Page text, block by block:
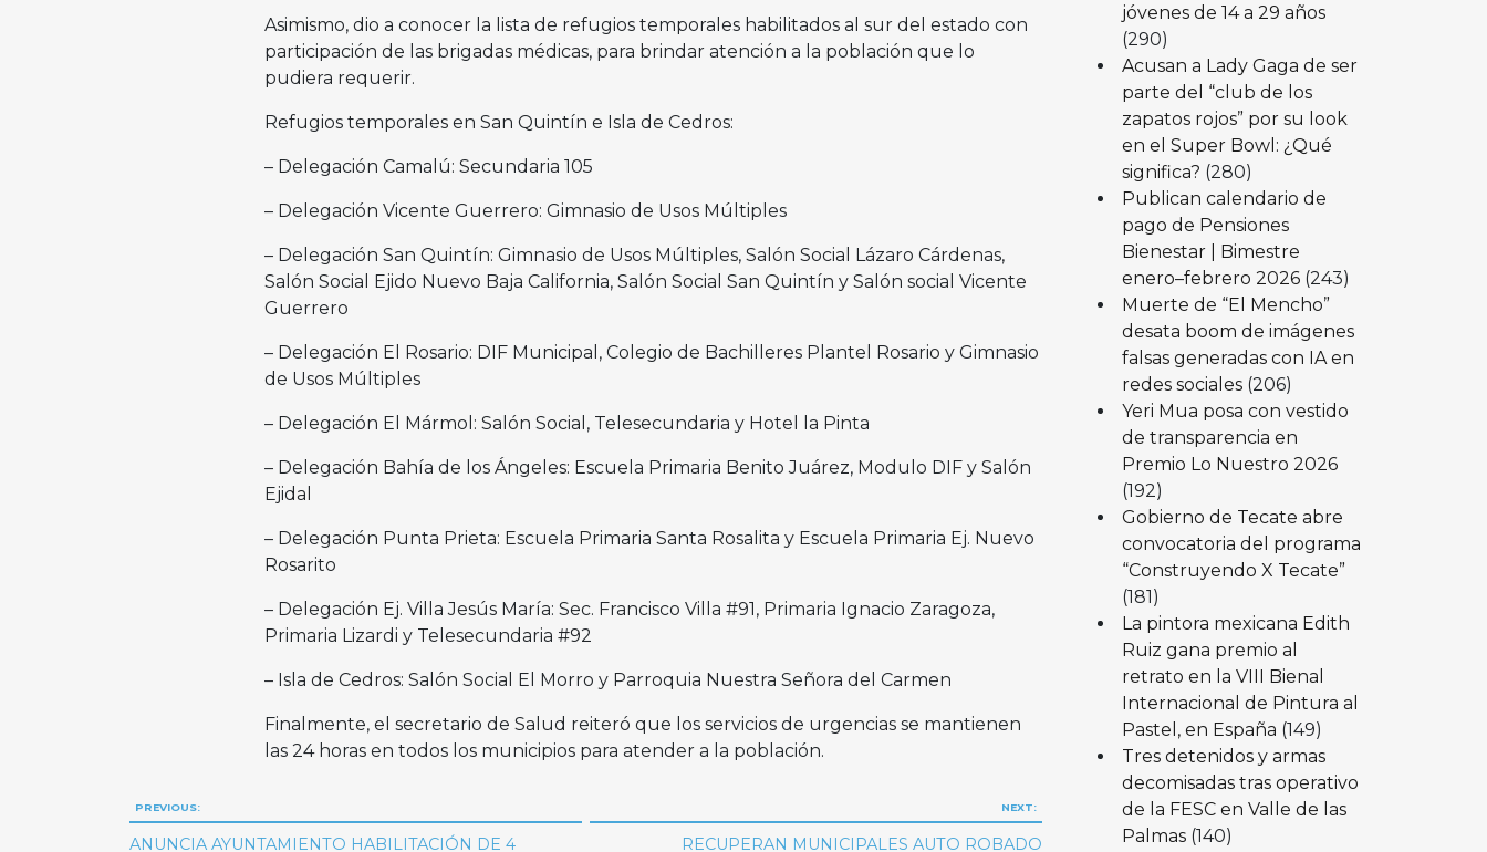
Asimismo, dio a conocer la lista de refugios temporales habilitados al sur del estado con
participación de las brigadas médicas, para brindar atención a la población que lo
pudiera requerir.
Refugios temporales en San Quintín e Isla de Cedros:
– Delegación Camalú: Secundaria 105
– Delegación Vicente Guerrero: Gimnasio de Usos Múltiples
– Delegación San Quintín: Gimnasio de Usos Múltiples, Salón Social Lázaro Cárdenas,
Salón Social Ejido Nuevo Baja California, Salón Social San Quintín y Salón social Vicente
Guerrero
– Delegación El Rosario: DIF Municipal, Colegio de Bachilleres Plantel Rosario y Gimnasio
de Usos Múltiples
– Delegación El Mármol: Salón Social, Telesecundaria y Hotel la Pinta
– Delegación Bahía de los Ángeles: Escuela Primaria Benito Juárez, Modulo DIF y Salón
Ejidal
– Delegación Punta Prieta: Escuela Primaria Santa Rosalita y Escuela Primaria Ej. Nuevo
Rosarito
– Delegación Ej. Villa Jesús María: Sec. Francisco Villa #91, Primaria Ignacio Zaragoza,
Primaria Lizardi y Telesecundaria #92
– Isla de Cedros: Salón Social El Morro y Parroquia Nuestra Señora del Carmen
Finalmente, el secretario de Salud reiteró que los servicios de urgencias se mantienen
las 24 horas en todos los municipios para atender a la población.
Navegación
PREVIOUS:
ANUNCIA AYUNTAMIENTO HABILITACIÓN DE 4
NEXT:
RECUPERAN MUNICIPALES AUTO ROBADO
jóvenes de 14 a 29 años
(290)
Acusan a Lady Gaga de ser
parte del “club de los
zapatos rojos” por su look
en el Super Bowl: ¿Qué
significa? (280)
Publican calendario de
pago de Pensiones
Bienestar | Bimestre
enero–febrero 2026 (243)
Muerte de “El Mencho”
desata boom de imágenes
falsas generadas con IA en
redes sociales (206)
Yeri Mua posa con vestido
de transparencia en
Premio Lo Nuestro 2026
(192)
Gobierno de Tecate abre
convocatoria del programa
“Construyendo X Tecate”
(181)
La pintora mexicana Edith
Ruiz gana premio al
retrato en la VIII Bienal
Internacional de Pintura al
Pastel, en España (149)
Tres detenidos y armas
decomisadas tras operativo
de la FESC en Valle de las
Palmas (140)